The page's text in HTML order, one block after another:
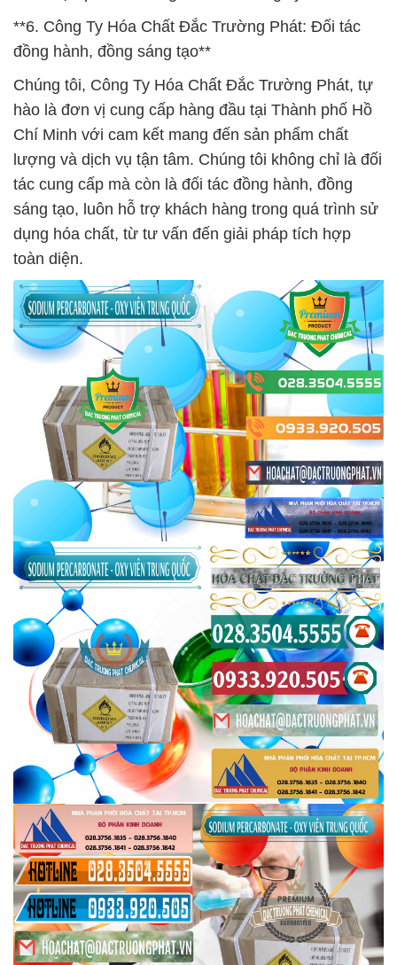
**6. Công Ty Hóa Chất Đắc Trường Phát: Đối tác
đồng hành, đồng sáng tạo**
Chúng tôi, Công Ty Hóa Chất Đắc Trường Phát, tự
hào là đơn vị cung cấp hàng đầu tại Thành phố Hồ
Chí Minh với cam kết mang đến sản phẩm chất
lượng và dịch vụ tận tâm. Chúng tôi không chỉ là đối
tác cung cấp mà còn là đối tác đồng hành, đồng
sáng tạo, luôn hỗ trợ khách hàng trong quá trình sử
dụng hóa chất, từ tư vấn đến giải pháp tích hợp
toàn diện.